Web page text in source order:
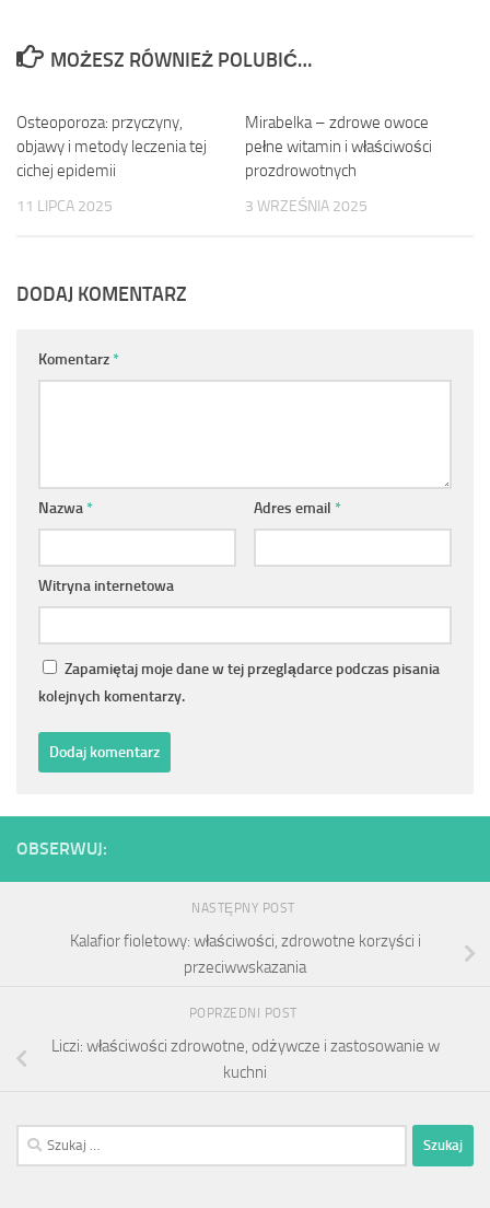
MOŻESZ RÓWNIEŻ POLUBIĆ…
Osteoporoza: przyczyny,
objawy i metody leczenia tej
cichej epidemii
11 LIPCA 2025
Mirabelka – zdrowe owoce
pełne witamin i właściwości
prozdrowotnych
3 WRZEŚNIA 2025
DODAJ KOMENTARZ
Komentarz*
Nazwa* Adres email *
Witryna internetowa
Zapamiętaj moje dane w tej przeglądarce podczas pisania
kolejnych komentarzy.
OBSERWUJ:
NASTĘPNY POST
Kalafior fioletowy: właściwości, zdrowotne korzyści i
przeciwwskazania
POPRZEDNI POST
Liczi: właściwości zdrowotne, odżywcze i zastosowanie w
kuchni
Szukaj: